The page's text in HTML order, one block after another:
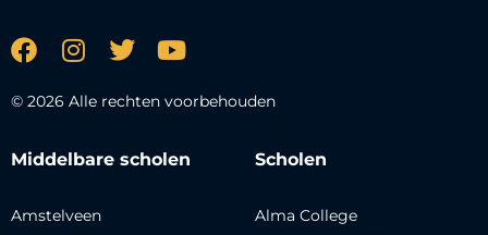
© 2026 Alle rechten voorbehouden
Middelbare scholen
Amstelveen
Scholen
Alma College